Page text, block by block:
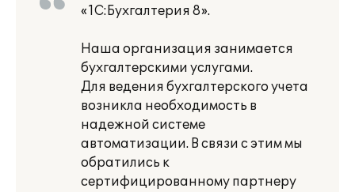
«1С:Бухгалтерия 8».
Наша организация занимается
бухгалтерскими услугами.
Для ведения бухгалтерского учета
возникла необходимость в
надежной системе
автоматизации. В связи с этим мы
обратились к
сертифицированному партнеру